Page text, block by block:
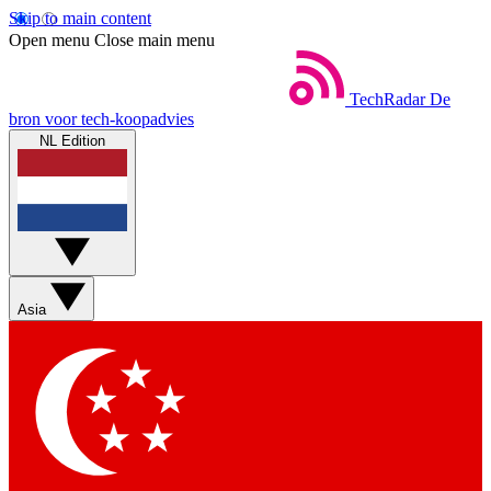
Skip to main content
Open menu Close main menu
TechRadar De
bron voor tech-koopadvies
NL Edition
Asia